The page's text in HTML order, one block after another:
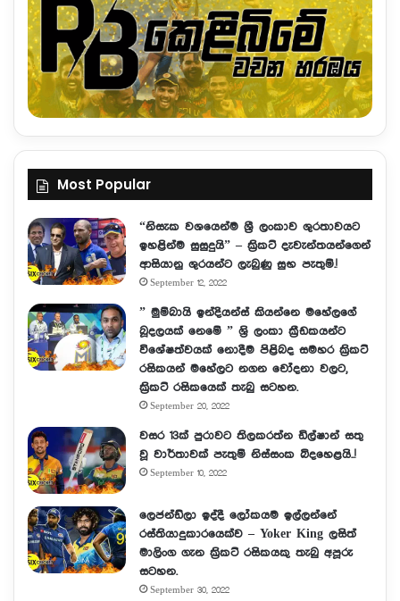
Most Popular
“නිසැක වශයෙන්ම ශ්‍රී ලංකාව ශුරතාවයට
ඉහළින්ම සුසුදුයි” – ක්‍රිකට් දැවැන්තයන්ගෙන්
ආසියානු ශුරයන්ට ලැබුණු සුභ පැතුම්.!
September 12, 2022
” මුම්බායි ඉන්දියන්ස් කියන්නෙ මහේලගේ
බූදලයක් නෙමේ ” ශ්‍රි ලංකා ක්‍රීඩකයන්ට
විශේෂත්වයක් නොදීම පිළිබද සමහර ක්‍රිකට්
රසිකයන් මහේලට නගන චෝදනා වලට,
ක්‍රිකට් රසිකයෙක් තැබු සටහන.
September 20, 2022
වසර 13ක් පුරාවට තිලකරත්න ඩිල්ෂාන් සතු
වූ වාර්තාවක් පැතුම් නිස්සංක බිදහෙළයි..!
September 10, 2022
ලෙජන්ඩ්ලා ඉද්දී ලෝකයම ඉල්ලන්නේ
රස්තියාදුකාරයෙක්ව – Yoker King ලසිත්
මාලිංග ගැන ක්‍රිකට් රසිකයකු තැබු අපූරු
සටහන.
September 30, 2022